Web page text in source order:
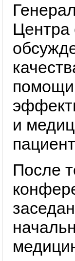
Центра
помощи
и
После